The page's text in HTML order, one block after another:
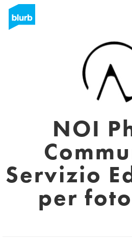
NOI
Servizio
per